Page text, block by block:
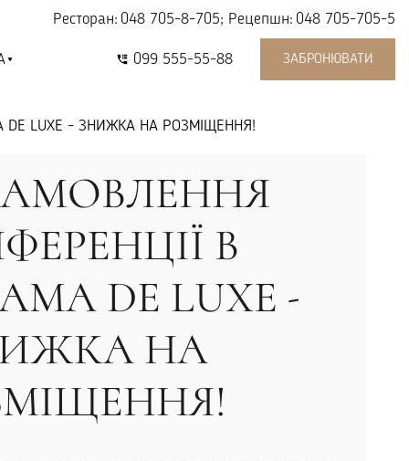
Ресторан: 048 705-8-705; Рецепшн: 048 705-705-5
099 555-55-88 ЗАБРОНЮВАТИ
DE LUXE - ЗНИЖКА НА РОЗМІЩЕННЯ!
В
DE LUXE -
НА